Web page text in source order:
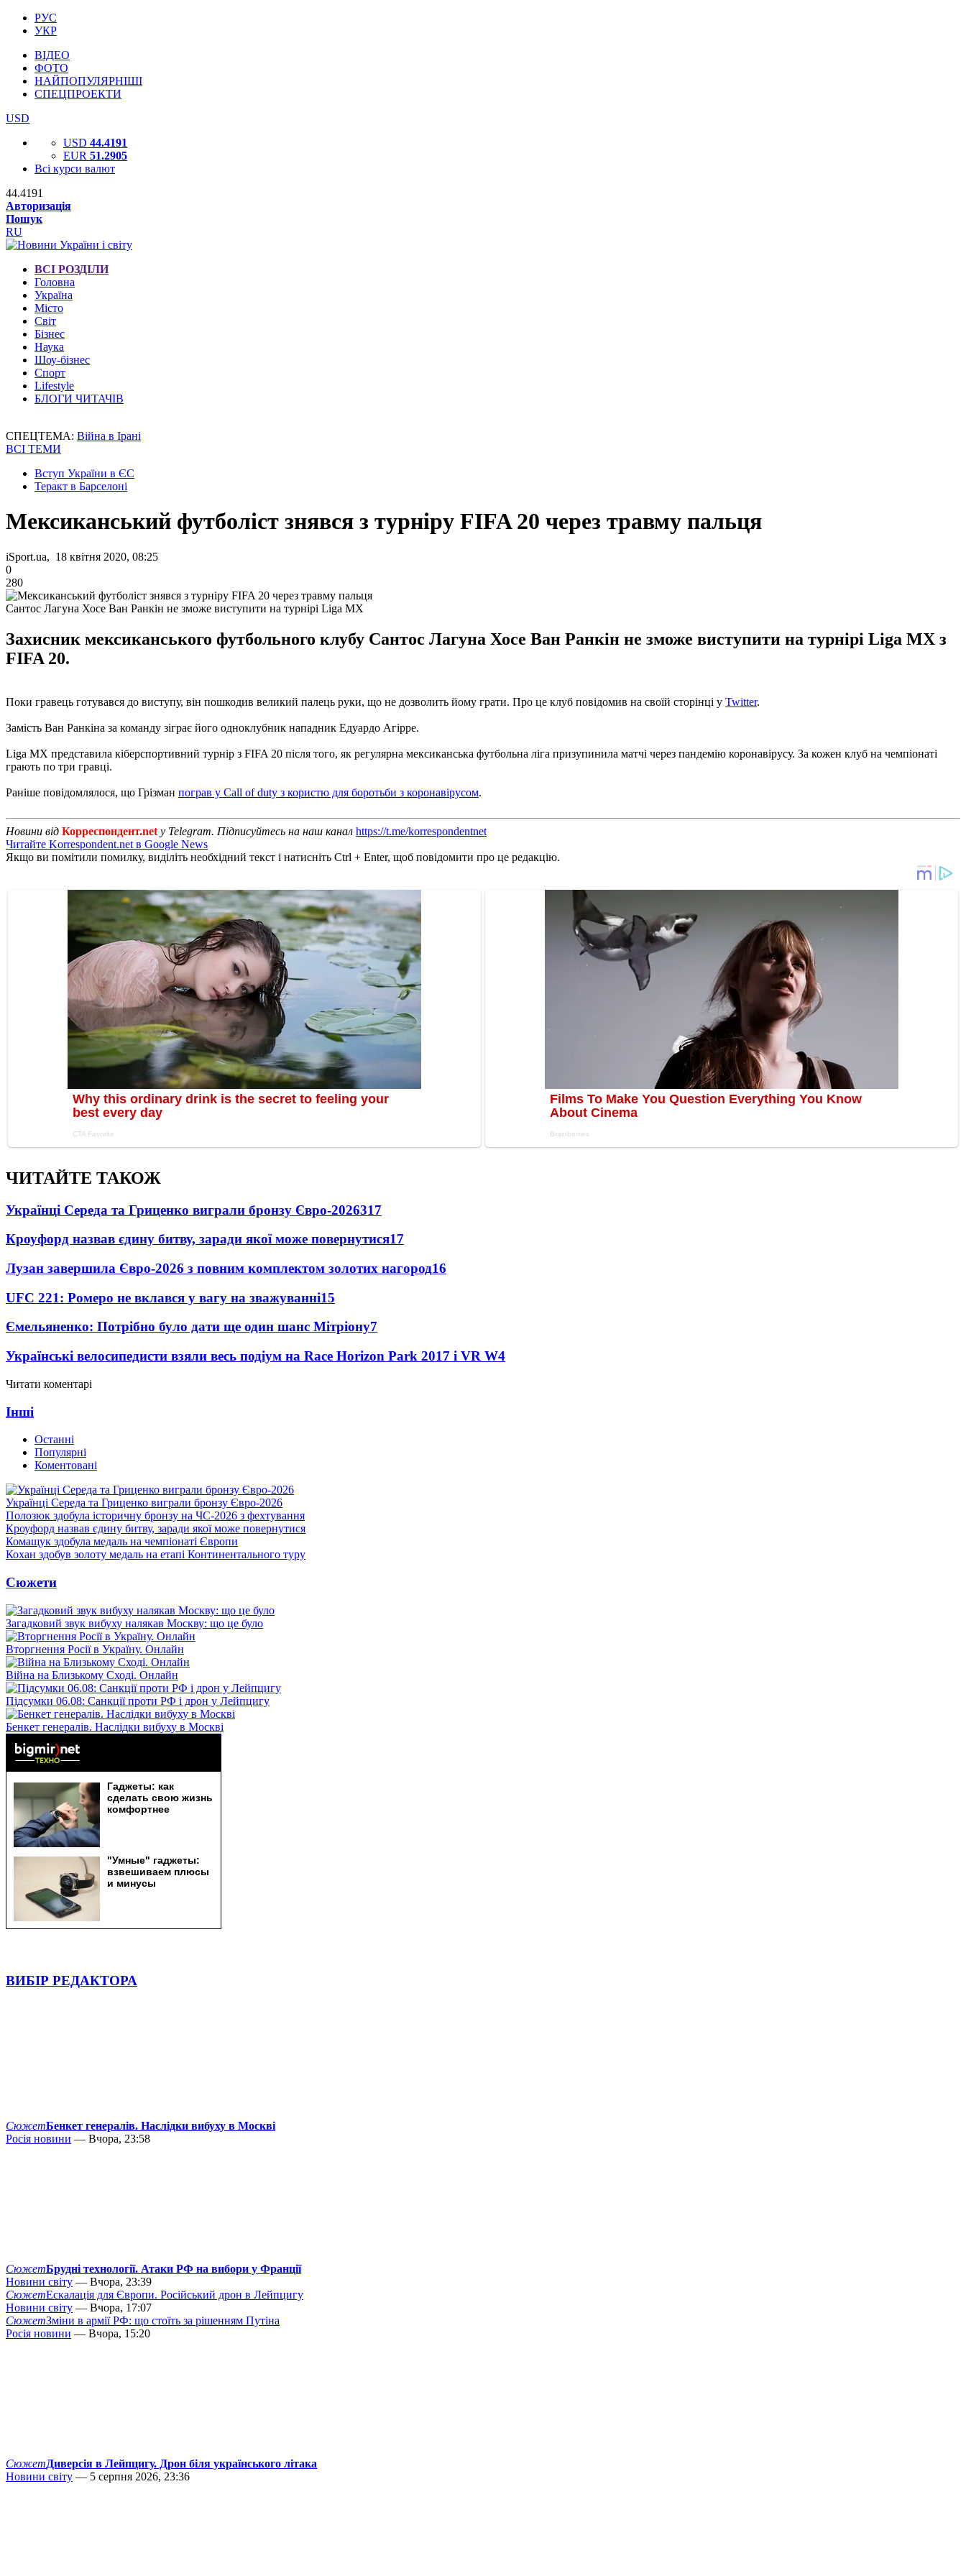
РУС
УКР
ВІДЕО
ФОТО
НАЙПОПУЛЯРНІШІ
СПЕЦПРОЕКТИ
USD
USD 44.4191
EUR 51.2905
Всі курси валют
44.4191
Авторизація
Пошук
RU
ВСІ РОЗДІЛИ
Головна
Україна
Місто
Світ
Бізнес
Наука
Шоу-бізнес
Спорт
Lifestyle
БЛОГИ ЧИТАЧІВ
СПЕЦТЕМА: Війна в Ірані
ВСІ ТЕМИ
Вступ України в ЄС
Теракт в Барселоні
Мексиканський футболіст знявся з турніру FIFA 20 через травму пальця
iSport.ua, 18 квітня 2020, 08:25
0
280
Сантос Лагуна Хосе Ван Ранкін не зможе виступити на турнірі Liga MX
Захисник мексиканського футбольного клубу Сантос Лагуна Хосе Ван Ранкін не зможе виступити на турнірі Liga MX з
FIFA 20.
Поки гравець готувався до виступу, він пошкодив великий палець руки, що не дозволить йому грати. Про це клуб повідомив на своїй сторінці у Twitter.
Замість Ван Ранкіна за команду зіграє його одноклубник нападник Едуардо Агірре.
Liga MX представила кіберспортивний турнір з FIFA 20 після того, як регулярна мексиканська футбольна ліга призупинила матчі через пандемію коронавірусу. За кожен клуб на чемпіонаті
грають по три гравці.
Раніше повідомлялося, що Грізман пограв у Call of duty з користю для боротьби з коронавірусом.
Новини від Корреспондент.net у Telegram. Підписуйтесь на наш канал https://t.me/korrespondentnet
Читайте Korrespondent.net в Google News
Якщо ви помітили помилку, виділіть необхідний текст і натисніть Ctrl + Enter, щоб повідомити про це редакцію.
ЧИТАЙТЕ ТАКОЖ
Українці Середа та Гриценко виграли бронзу Євро-2026317
Кроуфорд назвав єдину битву, заради якої може повернутися17
Лузан завершила Євро-2026 з повним комплектом золотих нагород16
UFC 221: Ромеро не вклався у вагу на зважуванні15
Ємельяненко: Потрібно було дати ще один шанс Мітріону7
Українські велосипедисти взяли весь подіум на Race Horizon Park 2017 і VR W4
Читати коментарі
Інші
Останні
Популярні
Коментовані
Українці Середа та Гриценко виграли бронзу Євро-2026
Полозюк здобула історичну бронзу на ЧС-2026 з фехтування
Кроуфорд назвав єдину битву, заради якої може повернутися
Комащук здобула медаль на чемпіонаті Європи
Кохан здобув золоту медаль на етапі Континентального туру
Сюжети
Загадковий звук вибуху налякав Москву: що це було
Вторгнення Росії в Україну. Онлайн
Війна на Близькому Сході. Онлайн
Підсумки 06.08: Санкції проти РФ і дрон у Лейпцигу
Бенкет генералів. Наслідки вибуху в Москві
ВИБІР РЕДАКТОРА
СюжетБенкет генералів. Наслідки вибуху в Москві
Росія новини — Вчора, 23:58
СюжетБрудні технології. Атаки РФ на вибори у Франції
Новини світу — Вчора, 23:39
СюжетЕскалація для Європи. Російський дрон в Лейпцигу
Новини світу — Вчора, 17:07
СюжетЗміни в армії РФ: що стоїть за рішенням Путіна
Росія новини — Вчора, 15:20
СюжетДиверсія в Лейпцигу. Дрон біля українського літака
Новини світу — 5 серпня 2026, 23:36